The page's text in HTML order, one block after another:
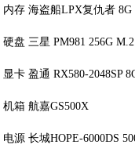
内存 海盗船LPX复仇者 8G
硬盘 三星 PM981 256G
显卡 盈通 RX580-2048SP
机箱 航嘉GS500X
电源 长城HOPE-6000DS